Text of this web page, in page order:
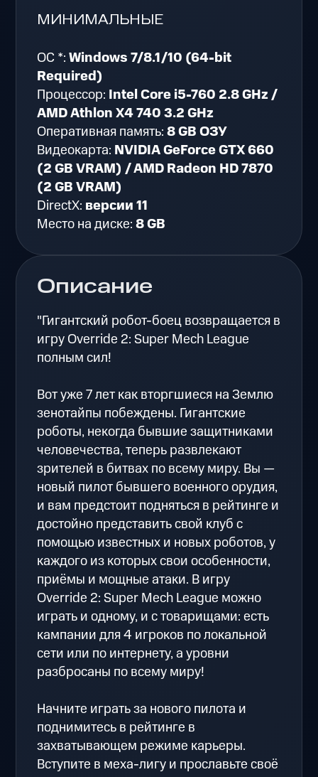
Описание
"Гигантский робот-боец возвращается в
игру Override 2: Super Mech League
полным сил!
Вот уже 7 лет как вторгшиеся на Землю
зенотайпы побеждены. Гигантские
роботы, некогда бывшие защитниками
человечества, теперь развлекают
зрителей в битвах по всему миру. Вы —
новый пилот бывшего военного орудия,
и вам предстоит подняться в рейтинге и
достойно представить свой клуб с
помощью известных и новых роботов, у
каждого из которых свои особенности,
приёмы и мощные атаки. В игру
Override 2: Super Mech League можно
играть и одному, и с товарищами: есть
кампании для 4 игроков по локальной
сети или по интернету, а уровни
разбросаны по всему миру!
Начните играть за нового пилота и
поднимитесь в рейтинге в
захватывающем режиме карьеры.
Вступите в меха-лигу и прославьте своё
МИНИМАЛЬНЫЕ
ОС *:Windows 7/8.1/10 (64-bit
Required)
Процессор: Intel Core i5-760 2.8 GHz /
AMD Athlon X4 740 3.2 GHz
Оперативная память:8 GB ОЗУ
Видеокарта: NVIDIA GeForce GTX 660
(2 GB VRAM) / AMD Radeon HD 7870
(2 GB VRAM)
DirectX: версии 11
Место на диске:8 GB